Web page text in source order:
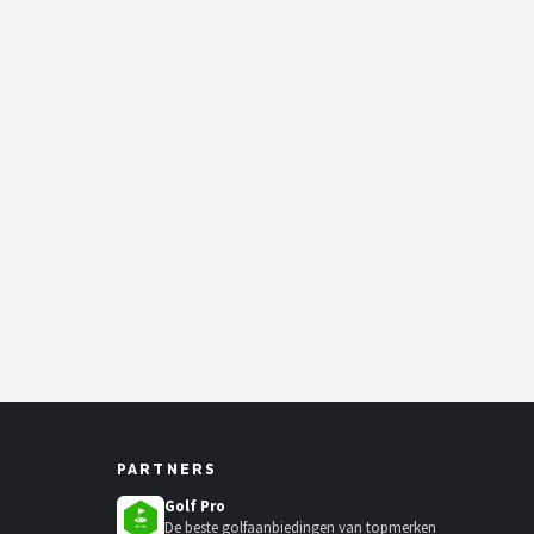
PARTNERS
Golf Pro
De beste golfaanbiedingen van topmerken